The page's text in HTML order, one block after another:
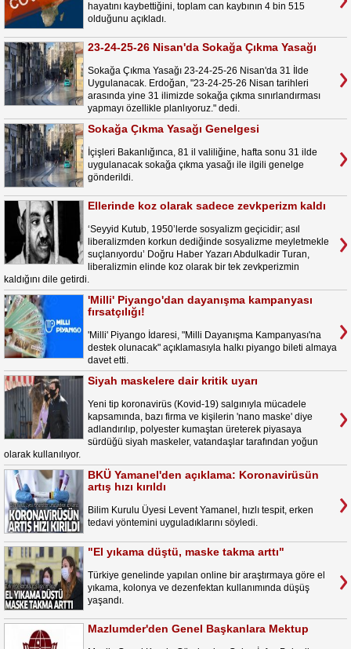
hayatını kaybettiğini, toplam can kaybının 4 bin 515
olduğunu açıkladı.
23-24-25-26 Nisan'da Sokağa Çıkma Yasağı
Sokağa Çıkma Yasağı 23-24-25-26 Nisan'da 31 İlde
Uygulanacak. Erdoğan, "23-24-25-26 Nisan tarihleri
arasında yine 31 ilimizde sokağa çıkma sınırlandırması
yapmayı özellikle planlıyoruz." dedi.
Sokağa Çıkma Yasağı Genelgesi
İçişleri Bakanlığınca, 81 il valiliğine, hafta sonu 31 ilde
uygulanacak sokağa çıkma yasağı ile ilgili genelge
gönderildi.
Ellerinde koz olarak sadece zevkperizm kaldı
‘Seyyid Kutub, 1950’lerde sosyalizm geçicidir; asıl
liberalizmden korkun dediğinde sosyalizme meyletmekle
suçlanıyordu’ Doğru Haber Yazarı Abdulkadir Turan,
liberalizmin elinde koz olarak bir tek zevkperizmin
kaldığını dile getirdi.
'Milli' Piyango'dan dayanışma kampanyası
fırsatçılığı!
'Milli' Piyango İdaresi, "Milli Dayanışma Kampanyası'na
destek olunacak" açıklamasıyla halkı piyango bileti almaya
davet etti.
Siyah maskelere dair kritik uyarı
Yeni tip koronavirüs (Kovid-19) salgınıyla mücadele
kapsamında, bazı firma ve kişilerin 'nano maske' diye
adlandırılıp, polyester kumaştan üreterek piyasaya
sürdüğü siyah maskeler, vatandaşlar tarafından yoğun
olarak kullanılıyor.
BKÜ Yamanel'den açıklama: Koronavirüsün
artış hızı kırıldı
Bilim Kurulu Üyesi Levent Yamanel, hızlı tespit, erken
tedavi yöntemini uyguladıklarını söyledi.
"El yıkama düştü, maske takma arttı"
Türkiye genelinde yapılan online bir araştırmaya göre el
yıkama, kolonya ve dezenfektan kullanımında düşüş
yaşandı.
Mazlumder'den Genel Başkanlara Mektup